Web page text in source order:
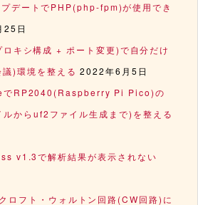
デートでPHP(php-fpm)が使用でき
25日
キシ構成 + ポート変更)で自分だけ
)環境を整える 2022年6月5日
でRP2040(Raspberry Pi Pico)の
からuf2ファイル生成まで)を整える
v1.3で解析結果が表示されない
ロフト・ウォルトン回路(CW回路)に